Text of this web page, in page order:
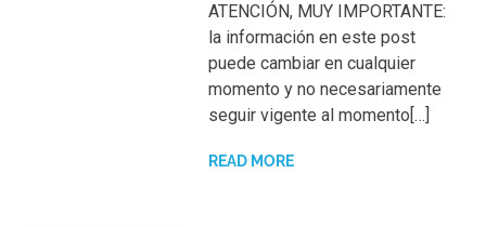
ATENCIÓN, MUY IMPORTANTE:
la información en este post
puede cambiar en cualquier
momento y no necesariamente
seguir vigente al momento[…]
READ MORE